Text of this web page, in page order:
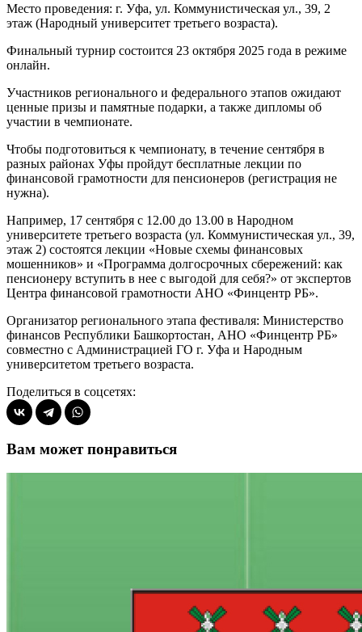
Место проведения: г. Уфа, ул. Коммунистическая ул., 39, 2
этаж (Народный университет третьего возраста).
Финальный турнир состоится 23 октября 2025 года в режиме
онлайн.
Участников регионального и федерального этапов ожидают
ценные призы и памятные подарки, а также дипломы об
участии в чемпионате.
Чтобы подготовиться к чемпионату, в течение сентября в
разных районах Уфы пройдут бесплатные лекции по
финансовой грамотности для пенсионеров (регистрация не
нужна).
Например, 17 сентября с 12.00 до 13.00 в Народном
университете третьего возраста (ул. Коммунистическая ул., 39,
этаж 2) состоятся лекции «Новые схемы финансовых
мошенников» и «Программа долгосрочных сбережений: как
пенсионеру вступить в нее с выгодой для себя?» от экспертов
Центра финансовой грамотности АНО «Финцентр РБ».
Организатор регионального этапа фестиваля: Министерство
финансов Республики Башкортостан, АНО «Финцентр РБ»
совместно с Администрацией ГО г. Уфа и Народным
университетом третьего возраста.
Поделиться в соцсетях:
Вам может понравиться